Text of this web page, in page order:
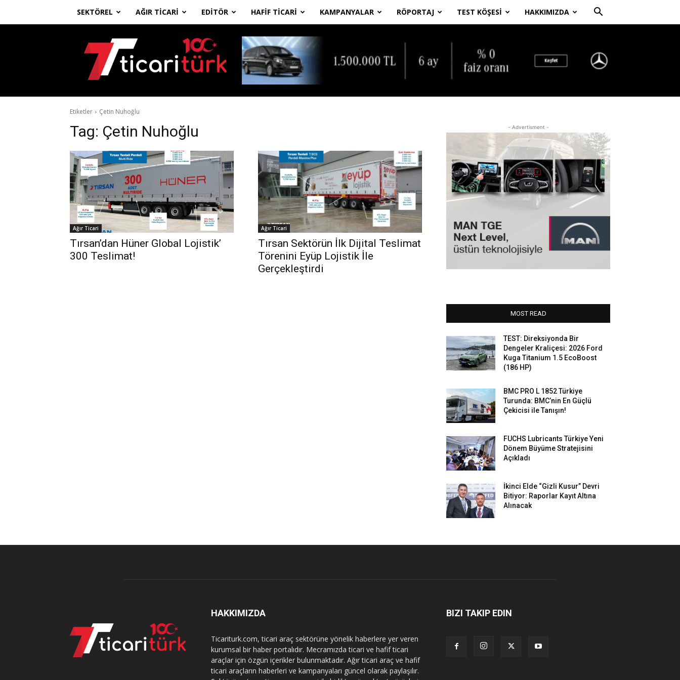
SEKTÖREL AĞIR TICARI EDITÖR HAFIF TICARI KAMPANYALAR RÖPORTAJ TEST KÖŞESI HAKKIMIZDA
Ticari
Türk
Etiketler Çetin Nuhoğlu
Tag: Çetin Nuhoğlu
Ağır Ticari
Tırsan’dan Hüner Global Lojistik’
300 Teslimat!
Ağır Ticari
Tırsan Sektörün İlk Dijital Teslimat
Törenini Eyüp Lojistik İle
Gerçekleştirdi
- Advertisment -
MOST READ
TEST: Direksiyonda Bir
Dengeler Kraliçesi: 2026 Ford
Kuga Titanium 1.5 EcoBoost
(186 HP)
BMC PRO L 1852 Türkiye
Turunda: BMC’nin En Güçlü
Çekicisi ile Tanışın!
FUCHS Lubricants Türkiye Yeni
Dönem Büyüme Stratejisini
Açıkladı
İkinci Elde “Gizli Kusur” Devri
Bitiyor: Raporlar Kayıt Altına
Alınacak
HAKKIMIZDA
Ticariturk.com, ticari araç sektörüne yönelik haberlere yer veren
kurumsal bir haber portalıdır. Mecramızda ticari ve hafif ticari
araçlar için özgün içerikler bulunmaktadır. Ağır ticari araç ve hafif
ticari araçların haberleri ve kampanyaları güncel olarak paylaşılır.
BIZI TAKIP EDIN